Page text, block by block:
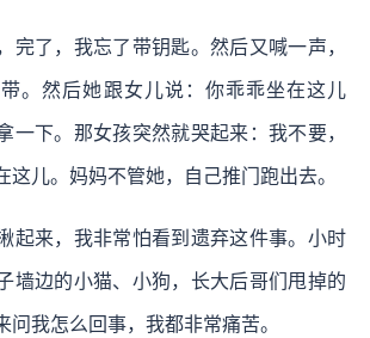
完了，我忘了带钥匙。然后又喊一声，
。然后她跟女儿说：你乖乖坐在这儿
一下。那女孩突然就哭起来：我不要，
这儿。妈妈不管她，自己推门跑出去。
起来，我非常怕看到遗弃这件事。小时
墙边的小猫、小狗，长大后哥们甩掉的
问我怎么回事，我都非常痛苦。